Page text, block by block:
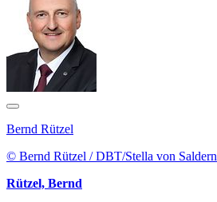
Bernd Rützel
© Bernd Rützel / DBT/Stella von Saldern
Rützel, Bernd